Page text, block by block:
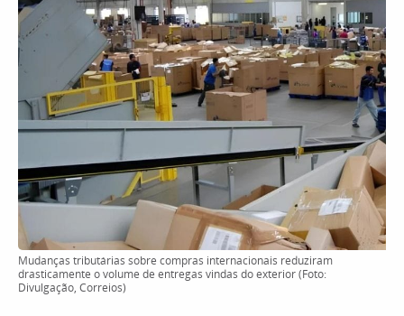
Mudanças tributárias sobre compras internacionais reduziram
drasticamente o volume de entregas vindas do exterior (Foto:
Divulgação, Correios)